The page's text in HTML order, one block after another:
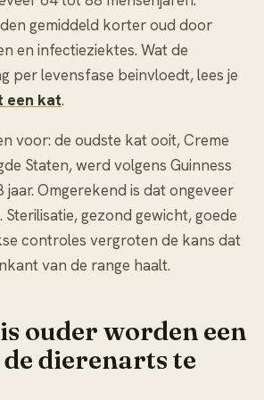
gemiddeld korter oud door
en infectieziektes. Wat de
per levensfase beinvloedt, lees je
een kat.
voor: de oudste kat ooit, Creme
Staten, werd volgens Guinness
jaar. Omgerekend is dat ongeveer
Sterilisatie, gezond gewicht, goede
controles vergroten de kans dat
van de range haalt.
ouder worden een
dierenarts te